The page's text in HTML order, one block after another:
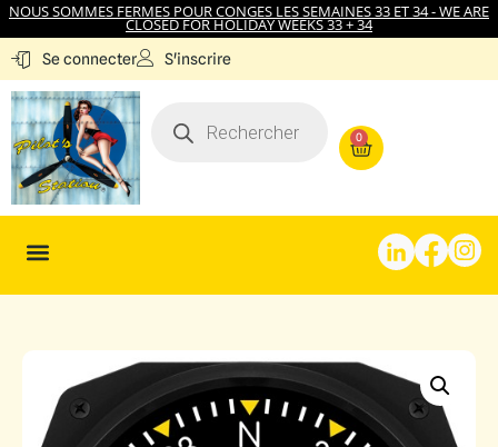
NOUS SOMMES FERMES POUR CONGES LES SEMAINES 33 ET 34 - WE ARE
CLOSED FOR HOLIDAY WEEKS 33 + 34
Se connecter S'inscrire
0